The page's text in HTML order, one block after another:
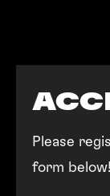
Please
form below!